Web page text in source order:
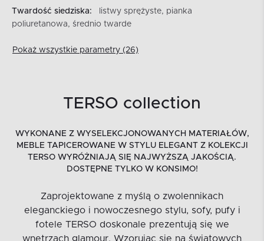
Twardość siedziska:
listwy sprężyste, pianka
poliuretanowa, średnio twarde
Pokaż wszystkie parametry (26)
TERSO collection
WYKONANE Z WYSELEKCJONOWANYCH MATERIAŁÓW,
MEBLE TAPICEROWANE W STYLU ELEGANT Z KOLEKCJI
TERSO WYRÓŻNIAJĄ SIĘ NAJWYŻSZĄ JAKOŚCIĄ.
DOSTĘPNE TYLKO W KONSIMO!
Zaprojektowane z myślą o zwolennikach
eleganckiego i nowoczesnego stylu, sofy, pufy i
fotele TERSO doskonale prezentują się we
wnętrzach glamour. Wzorując się na światowych